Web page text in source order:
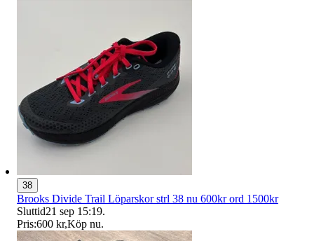
38
Brooks Divide Trail Löparskor strl 38 nu 600kr ord 1500kr
Sluttid21 sep 15:19.
Pris:600 kr,Köp nu.